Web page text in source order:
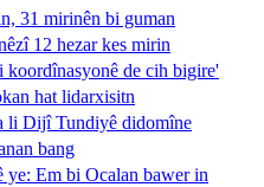
31 mirinên bi guman
12 hezar kes mirin
de cih bigire'
hat lidarxisitn
li Dijî Tundiyê didomîne
bang
Em bi Ocalan bawer in